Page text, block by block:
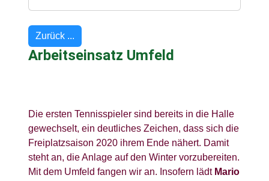
Zurück ...
Arbeitseinsatz Umfeld
Die ersten Tennisspieler sind bereits in die Halle
gewechselt, ein deutliches Zeichen, dass sich die
Freiplatzsaison 2020 ihrem Ende nähert. Damit
steht an, die Anlage auf den Winter vorzubereiten.
Mit dem Umfeld fangen wir an. Insofern lädt Mario